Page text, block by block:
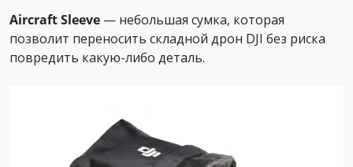
Aircraft Sleeve — небольшая сумка, которая
позволит переносить складной дрон DJI без риска
повредить какую-либо деталь.